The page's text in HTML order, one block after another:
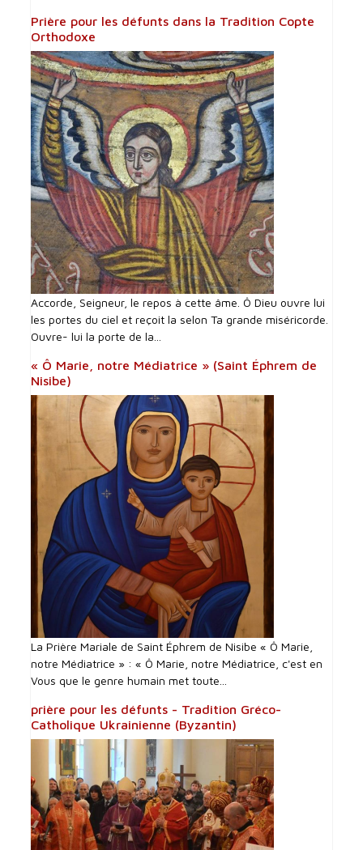
Prière pour les défunts dans la Tradition Copte
Orthodoxe
Accorde, Seigneur, le repos à cette âme. Ô Dieu ouvre lui
les portes du ciel et reçoit la selon Ta grande miséricorde.
Ouvre- lui la porte de la...
« Ô Marie, notre Médiatrice » (Saint Éphrem de
Nisibe)
La Prière Mariale de Saint Éphrem de Nisibe « Ô Marie,
notre Médiatrice » : « Ô Marie, notre Médiatrice, c'est en
Vous que le genre humain met toute...
prière pour les défunts - Tradition Gréco-
Catholique Ukrainienne (Byzantin)